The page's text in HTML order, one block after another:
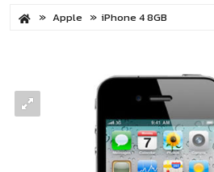
Apple iPhone 4 8GB